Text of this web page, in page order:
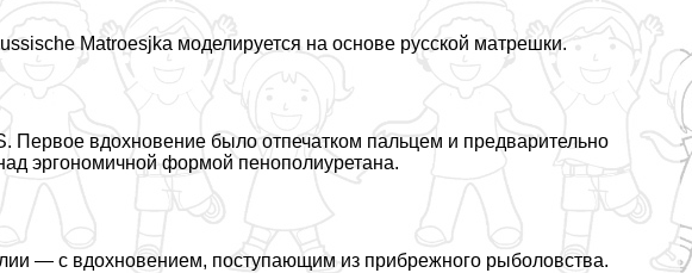
Matroesjka моделируется на основе русской матрешки.
Первое вдохновение было отпечатком пальцем и предварительно
эргономичной формой пенополиуретана.
— с вдохновением, поступающим из прибрежного рыболовства.